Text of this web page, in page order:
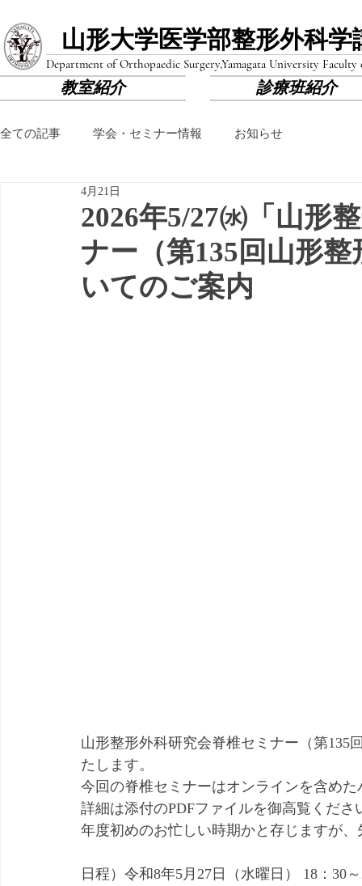
山形大学医学部​整形外科学
Department of Orthopaedic Surgery,Yamagata University
教室紹介 診療班紹介
全ての記事 学会・セミナー情報 お知らせ
2026年5/27㈬「山形
ナー（第135回山形
いてのご案内
4月21日
山形整形外科研究会脊椎セミナー（第135
たします。
今回の脊椎セミナーはオンラインを含め
詳細は添付のPDFファイルを御高覧くださ
年度初めのお忙しい時期かと存じますが
日程）令和8年5月27日（水曜日） 18：30